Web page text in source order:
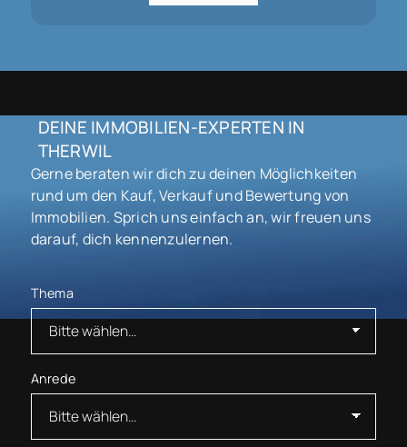
DEINE IMMOBILIEN-EXPERTEN IN
THERWIL
Gerne beraten wir dich zu deinen Möglichkeiten
rund um den Kauf, Verkauf und Bewertung von
Immobilien. Sprich uns einfach an, wir freuen uns
darauf, dich kennenzulernen.
Thema
Anrede